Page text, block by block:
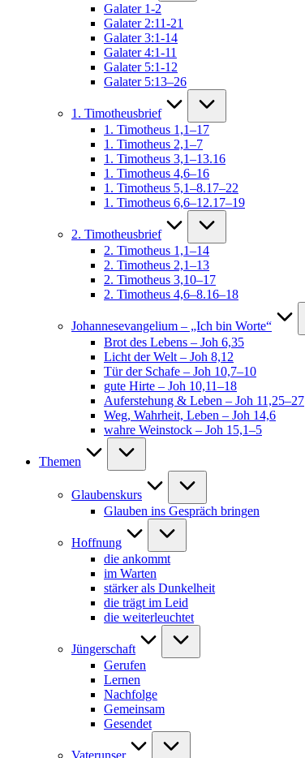
Galater 1-2
Galater 2:11-21
Galater 3:1-14
Galater 4:1-11
Galater 5:1-12
Galater 5:13–26
1. Timotheusbrief
1. Timotheus 1,1–17
1. Timotheus 2,1–7
1. Timotheus 3,1–13.16
1. Timotheus 4,6–16
1. Timotheus 5,1–8.17–22
1. Timotheus 6,6–12.17–19
2. Timotheusbrief
2. Timotheus 1,1–14
2. Timotheus 2,1–13
2. Timotheus 3,10–17
2. Timotheus 4,6–8.16–18
Johannesevangelium – „Ich bin Worte“
Brot des Lebens – Joh 6,35
Licht der Welt – Joh 8,12
Tür der Schafe – Joh 10,7–10
gute Hirte – Joh 10,11–18
Auferstehung & Leben – Joh 11,25–27
Weg, Wahrheit, Leben – Joh 14,6
wahre Weinstock – Joh 15,1–5
Themen
Glaubenskurs
Glauben ins Gespräch bringen
Hoffnung
die ankommt
im Warten
stärker als Dunkelheit
die trägt im Leid
die weiterleuchtet
Jüngerschaft
Gerufen
Lernen
Nachfolge
Gemeinsam
Gesendet
Vaterunser